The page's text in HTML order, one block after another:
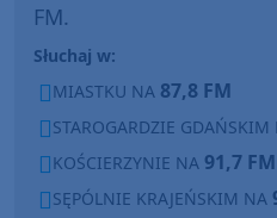
FM.
Słuchaj w:
MIASTKU NA 87,8 FM
STAROGARDZIE GDAŃSKIM
KOŚCIERZYNIE NA 91,7 FM
SĘPÓLNIE KRAJEŃSKIM NA